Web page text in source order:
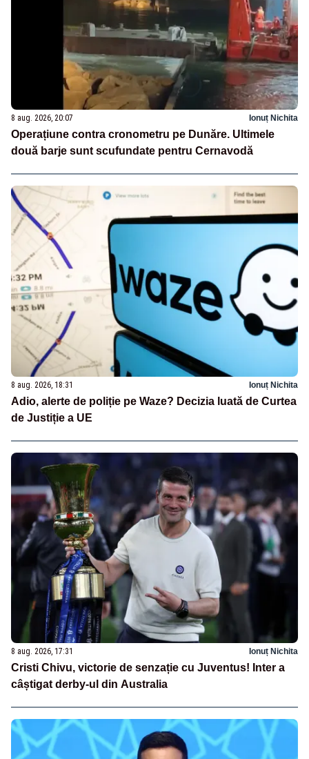
8 aug. 2026, 20:07 Ionuț Nichita
Operațiune contra cronometru pe Dunăre. Ultimele
două barje sunt scufundate pentru Cernavodă
8 aug. 2026, 18:31 Ionuț Nichita
Adio, alerte de poliție pe Waze? Decizia luată de Curtea
de Justiție a UE
8 aug. 2026, 17:31 Ionuț Nichita
Cristi Chivu, victorie de senzație cu Juventus! Inter a
câștigat derby-ul din Australia